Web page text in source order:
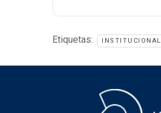
Etiquetas: INSTITUCIONAL